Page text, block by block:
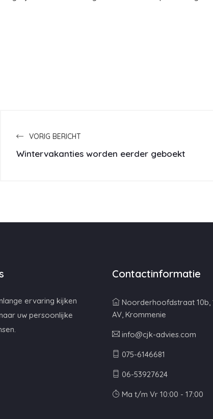
VORIG BERICHT
Wintervakanties worden eerder geboekt
ervaring kijken
uw persoonlijke
Contactinformatie
Noorderhoofdstraat 10b,
AV, Krommenie
info@cjk-advies.com
075-6146681
06-53927624
Ma t/m Vr 10:00 - 17:00